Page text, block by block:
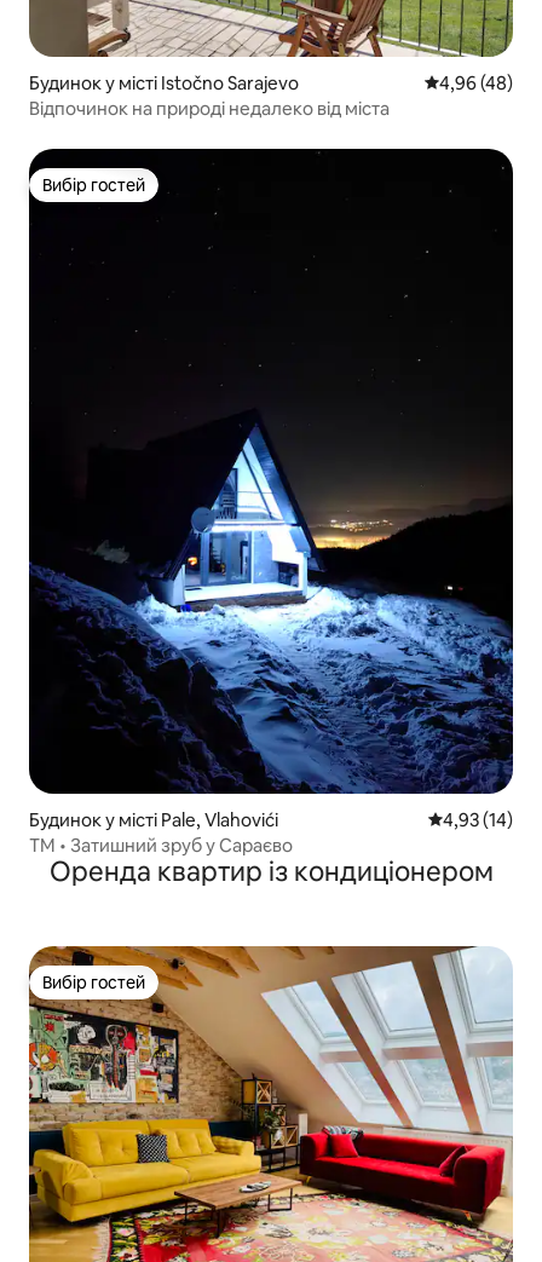
Будинок у місті Istočno Sarajevo Середня
4,96 (48)
Відпочинок на природі недалеко від міста
Вибір гостей
Вибір гостей
Будинок у місті Pale, Vlahovići Середня
4,93 (14)
TM • Затишний зруб у Сараєво
Оренда квартир із кондиціонером
Вибір гостей
Вибір гостей